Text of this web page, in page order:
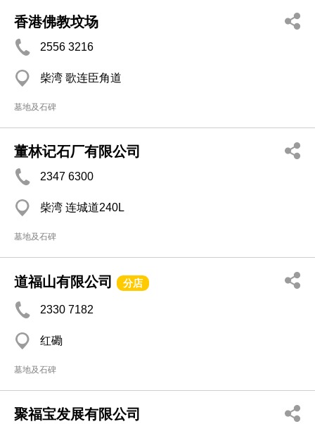
香港佛教坟场
2556 3216
柴湾 歌连臣角道
墓地及石碑
董林记石厂有限公司
2347 6300
柴湾 连城道240L
墓地及石碑
道福山有限公司 分店
2330 7182
红磡
墓地及石碑
聚福宝发展有限公司